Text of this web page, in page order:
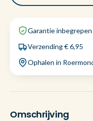
Garantie inbegrepen
Verzending € 6,95
Ophalen in
Omschrijving